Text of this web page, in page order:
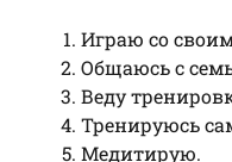
Играю со
Общаюсь с
Веду
Тренируюсь
Медитирую.